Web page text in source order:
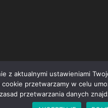
z aktualnymi ustawieniami
przetwarzamy w celu
przetwarzania danych